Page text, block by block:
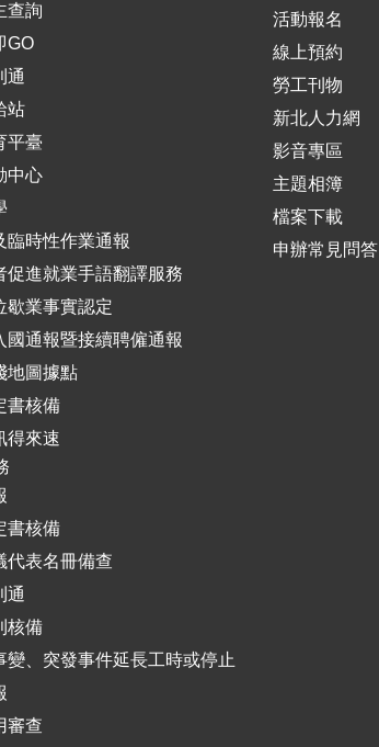
查詢
GO
通
站
平臺
中心
臨時性作業通報
促進就業手語翻譯服務
歇業事實認定
國通報暨接續聘僱通報
地圖據點
書核備
得來速
書核備
代表名冊備查
通
核備
變、突發事件延長工時或停止
審查
活動報名
線上預約
勞工刊物
新北人力網
影音專區
主題相簿
檔案下載
申辦常見問答